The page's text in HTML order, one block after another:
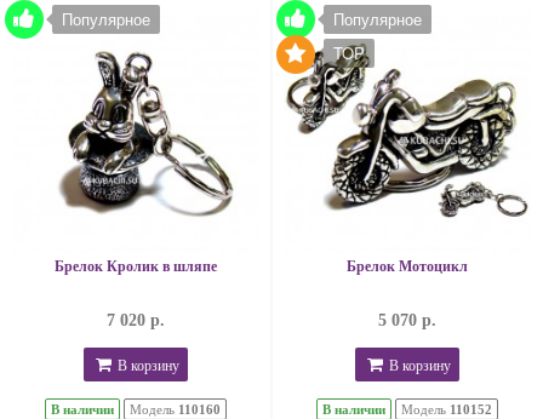
Популярное
Брелок Кролик в шляпе
7 020 р.
В корзину
В наличии Модель 110160
Популярное
TOP
Брелок Мотоцикл
5 070 р.
В корзину
В наличии Модель 110152